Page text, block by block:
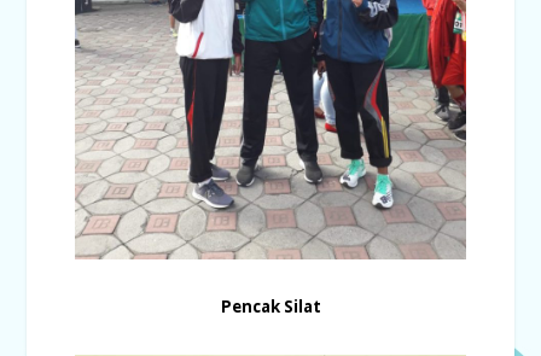
Pencak Silat